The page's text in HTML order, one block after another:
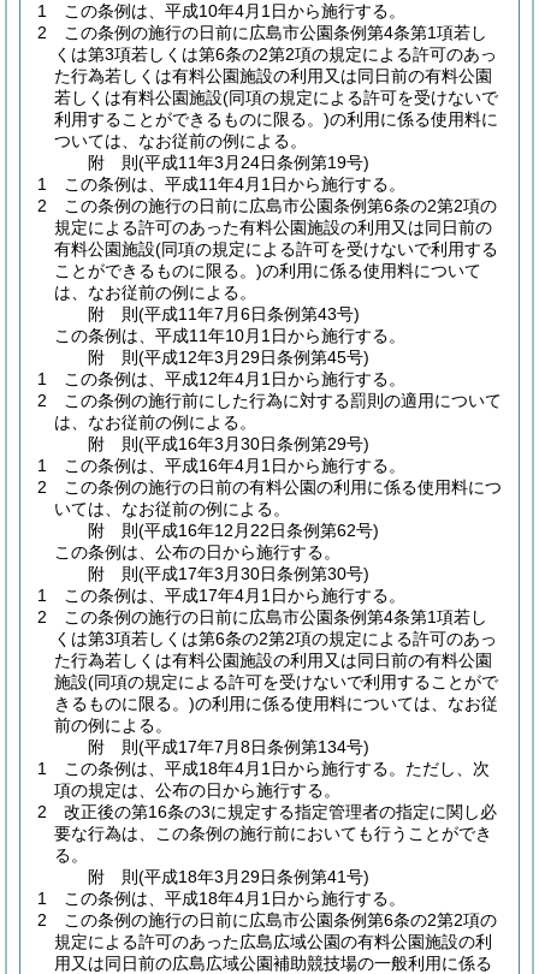
1
この条例は、平成10年4月1日から施行する。
2
この条例の施行の日前に広島市公園条例第4条第1項若し
くは第3項若しくは第6条の2第2項の規定による許可のあっ
た行為若しくは有料公園施設の利用又は同日前の有料公園
若しくは有料公園施設(同項の規定による許可を受けないで
利用することができるものに限る。)の利用に係る使用料に
ついては、なお従前の例による。
附 則(平成11年3月24日条例第19号)
1
この条例は、平成11年4月1日から施行する。
2
この条例の施行の日前に広島市公園条例第6条の2第2項の
規定による許可のあった有料公園施設の利用又は同日前の
有料公園施設(同項の規定による許可を受けないで利用する
ことができるものに限る。)の利用に係る使用料について
は、なお従前の例による。
附 則(平成11年7月6日条例第43号)
この条例は、平成11年10月1日から施行する。
附 則(平成12年3月29日条例第45号)
1
この条例は、平成12年4月1日から施行する。
2
この条例の施行前にした行為に対する罰則の適用について
は、なお従前の例による。
附 則(平成16年3月30日条例第29号)
1
この条例は、平成16年4月1日から施行する。
2
この条例の施行の日前の有料公園の利用に係る使用料につ
いては、なお従前の例による。
附 則(平成16年12月22日条例第62号)
この条例は、公布の日から施行する。
附 則(平成17年3月30日条例第30号)
1
この条例は、平成17年4月1日から施行する。
2
この条例の施行の日前に広島市公園条例第4条第1項若し
くは第3項若しくは第6条の2第2項の規定による許可のあっ
た行為若しくは有料公園施設の利用又は同日前の有料公園
施設(同項の規定による許可を受けないで利用することがで
きるものに限る。)の利用に係る使用料については、なお従
前の例による。
附 則(平成17年7月8日条例第134号)
1
この条例は、平成18年4月1日から施行する。 ただし、次
項の規定は、公布の日から施行する。
2
改正後の第16条の3に規定する指定管理者の指定に関し必
要な行為は、この条例の施行前においても行うことができ
る。
附 則(平成18年3月29日条例第41号)
1
この条例は、平成18年4月1日から施行する。
2
この条例の施行の日前に広島市公園条例第6条の2第2項の
規定による許可のあった広島広域公園の有料公園施設の利
用又は同日前の広島広域公園補助競技場の一般利用に係る